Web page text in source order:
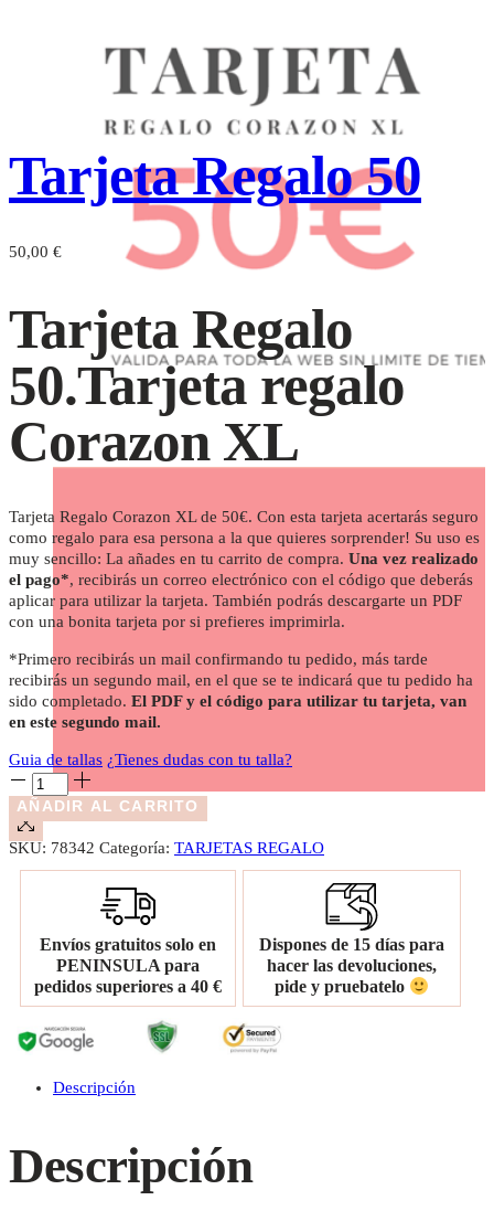
Tarjeta Regalo 50
50,00 €
Tarjeta Regalo
50.Tarjeta regalo
Corazon XL
Tarjeta Regalo Corazon XL de 50€. Con esta tarjeta acertarás seguro
como regalo para esa persona a la que quieres sorprender! Su uso es
muy sencillo: La añades en tu carrito de compra. Una vez realizado
el pago*, recibirás un correo electrónico con el código que deberás
aplicar para utilizar la tarjeta. También podrás descargarte un PDF
con una bonita tarjeta por si prefieres imprimirla.
*Primero recibirás un mail confirmando tu pedido, más tarde
recibirás un segundo mail, en el que se te indicará que tu pedido ha
sido completado. El PDF y el código para utilizar tu tarjeta, van
en este segundo mail.
Guia de tallas ¿Tienes dudas con tu talla?
AÑADIR AL CARRITO
SKU: 78342 Categoría: TARJETAS REGALO
Envíos gratuitos solo en
PENINSULA para
pedidos superiores a 40 €
Dispones de 15 días para
hacer las devoluciones,
pide y pruebatelo
Descripción
Descripción